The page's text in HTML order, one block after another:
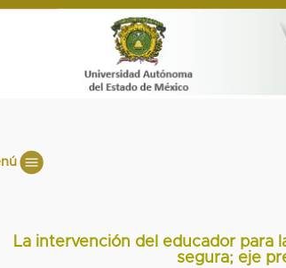
La intervención del educador para
segura; eje